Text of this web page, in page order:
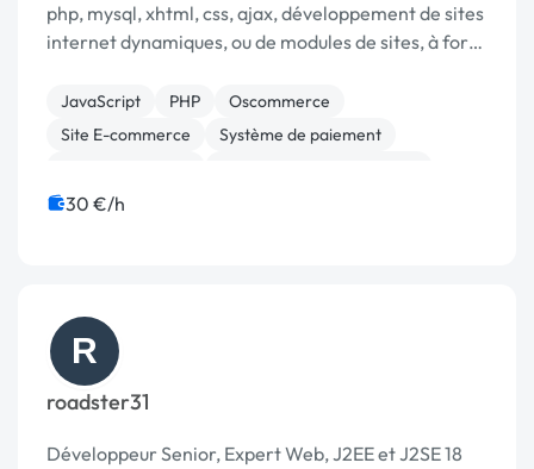
php, mysql, xhtml, css, ajax, développement de sites
internet dynamiques, ou de modules de sites, à forte
JavaScript PHP
Oscommerce
Site E-commerce
Système de paiement
Modules et composants
30 €/h
R
roadster31
Développeur Senior, Expert Web, J2EE et J2SE 18